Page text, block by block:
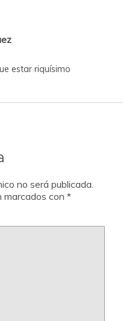
estar riquísimo
no será publicada.
marcados con *